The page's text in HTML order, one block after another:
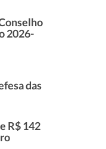
2026-
das
R$ 142